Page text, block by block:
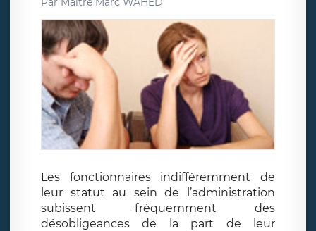
Les fonctionnaires indifféremment de
leur statut au sein de l’administration
subissent fréquemment des
désobligeances de la part de leur